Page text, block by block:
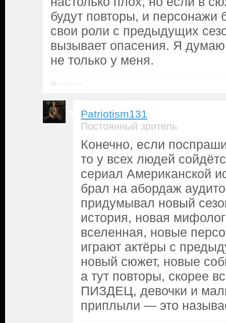
будут повторы, и персонажи
свои роли с предыдущих
вызывает опасения. Я
не только у меня.
Patriotism131
Постоянный зритель
Конечно, если
то у всех людей
сериал Американской
брал на абордаж
придумывал новый
история, новая
вселенная, новые
играют актёры с
новый сюжет, новые
а тут повторы, скорее
ПИЗДЕЦ, девочки и
приплыли — это